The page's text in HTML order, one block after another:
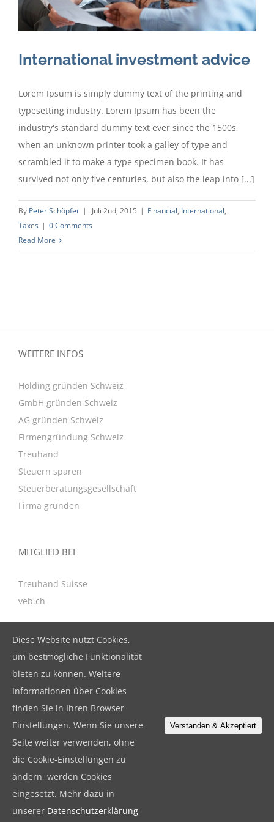
International investment advice
Lorem Ipsum is simply dummy text of the printing and
typesetting industry. Lorem Ipsum has been the
industry's standard dummy text ever since the 1500s,
when an unknown printer took a galley of type and
scrambled it to make a type specimen book. It has
survived not only five centuries, but also the leap into [...]
By Peter Schöpfer | Juli 2nd, 2015 | Financial, International,
Taxes | 0 Comments
Read More
WEITERE INFOS
Holding gründen Schweiz
GmbH gründen Schweiz
AG gründen Schweiz
Firmengründung Schweiz
Treuhand
Steuern sparen
Steuerberatungsgesellschaft
Firma gründen
MITGLIED BEI
Treuhand Suisse
veb.ch
KONTAKT
BeBuFina GmbH
Birkenstrasse 47, CH-6343 Rotkreuz
T. +41 41 799 79 19
F. +41 41 799 79 18
info@bebufina.ch
© Copyright 2026 BeBuFina GmbH |
Diese Website nutzt Cookies,
um bestmögliche Funktionalität
bieten zu können. Weitere
Informationen über Cookies
finden Sie in Ihren Browser-
Einstellungen. Wenn Sie unsere
Seite weiter verwenden, ohne
die Cookie-Einstellungen zu
ändern, werden Cookies
eingesetzt. Mehr dazu in
unserer Datenschutzerklärung
Verstanden & Akzeptiert